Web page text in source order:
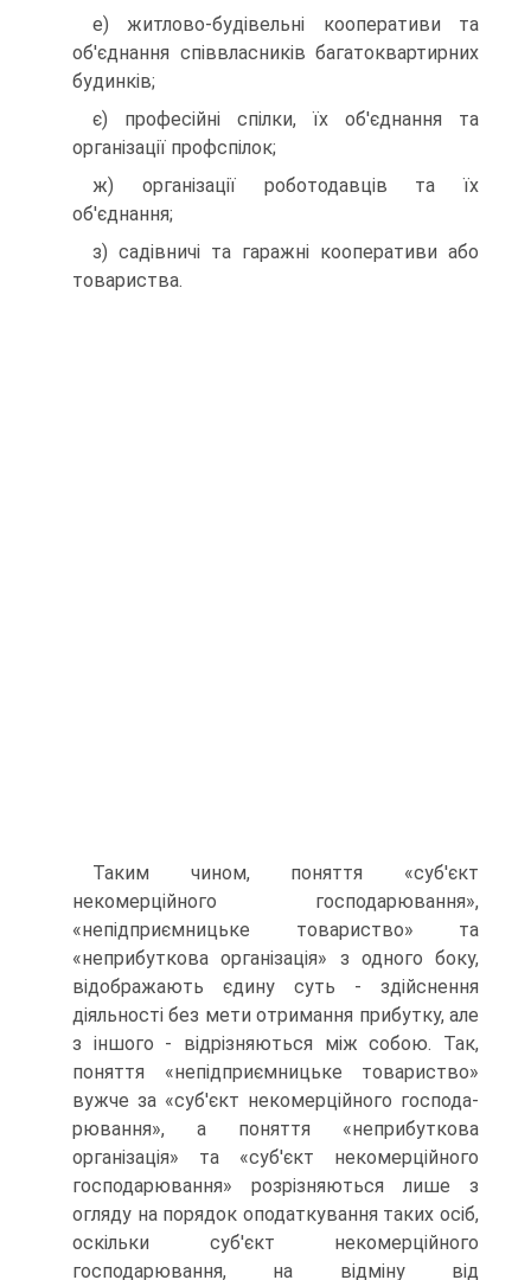
е) житлово-будівельні кооперативи та
об'єднання співвласників багатоквартирних
будинків;
є) професійні спілки, їх об'єднання та
організації профспілок;
ж) організації роботодавців та їх
об'єднання;
з) садівничі та гаражні кооперативи або
товари­ства.
Таким чином, поняття «суб'єкт
некомерційного господарювання»,
«непідприємницьке товариство» та
«неприбуткова організація» з одного боку,
відобра­жають єдину суть - здійснення
діяльності без мети отримання прибутку, але
з іншого - відрізняються між собою. Так,
поняття «непідприємницьке това­риство»
вужче за «суб'єкт некомерційного господа­
рювання», а поняття «неприбуткова
організація» та «суб'єкт некомерційного
господарювання» розрізня­ються лише з
огляду на порядок оподаткування таких осіб,
оскільки суб'єкт некомерційного
господарюван­ня, на відміну від